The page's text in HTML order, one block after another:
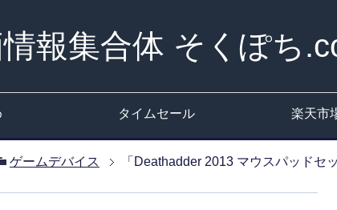
報集合体 そくぽち
タイムセール 楽天市
ゲームデバイス 「Deathadder 2013 マウスパッドセ